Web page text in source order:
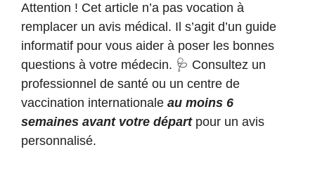
Attention ! Cet article n’a pas vocation à
remplacer un avis médical. Il s’agit d’un guide
informatif pour vous aider à poser les bonnes
questions à votre médecin. 🩺 Consultez un
professionnel de santé ou un centre de
vaccination internationale au moins 6
semaines avant votre départpour un avis
personnalisé.